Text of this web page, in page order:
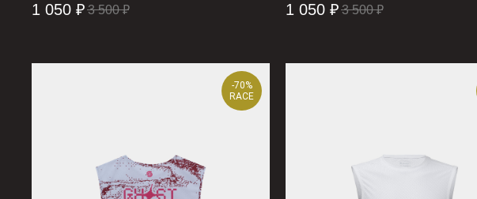
1 050 ₽ 3 500 ₽
1 050 ₽ 3 500 ₽
-70%
RACE